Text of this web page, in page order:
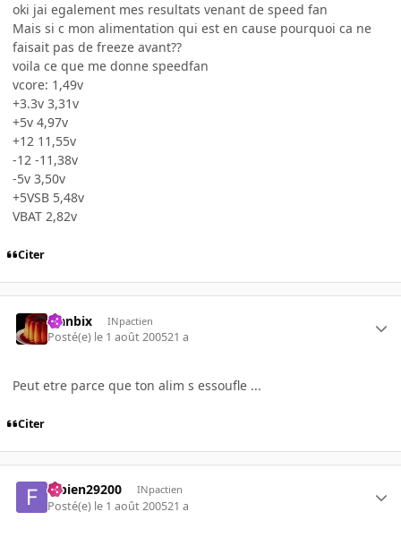
oki jai egalement mes resultats venant de speed fan
Mais si c mon alimentation qui est en cause pourquoi ca ne
faisait pas de freeze avant??
voila ce que me donne speedfan
vcore: 1,49v
+3.3v 3,31v
+5v 4,97v
+12 11,55v
-12 -11,38v
-5v 3,50v
+5VSB 5,48v
VBAT 2,82v
Citer
Flanbix INpactien
Posté(e) le 1 août 200521 a
Peut etre parce que ton alim s essoufle ...
Citer
fabien29200 INpactien
Posté(e) le 1 août 200521 a